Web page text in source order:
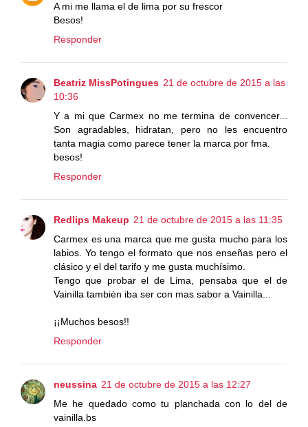
A mi me llama el de lima por su frescor
Besos!
Responder
Beatriz MissPotingues 21 de octubre de 2015 a las
10:36
Y a mi que Carmex no me termina de convencer...
Son agradables, hidratan, pero no les encuentro
tanta magia como parece tener la marca por fma.
besos!
Responder
Redlips Makeup 21 de octubre de 2015 a las 11:35
Carmex es una marca que me gusta mucho para los
labios. Yo tengo el formato que nos enseñas pero el
clásico y el del tarifo y me gusta muchísimo.
Tengo que probar el de Lima, pensaba que el de
Vainilla también iba ser con mas sabor a Vainilla...
¡¡Muchos besos!!
Responder
neussina 21 de octubre de 2015 a las 12:27
Me he quedado como tu planchada con lo del de
vainilla.bs